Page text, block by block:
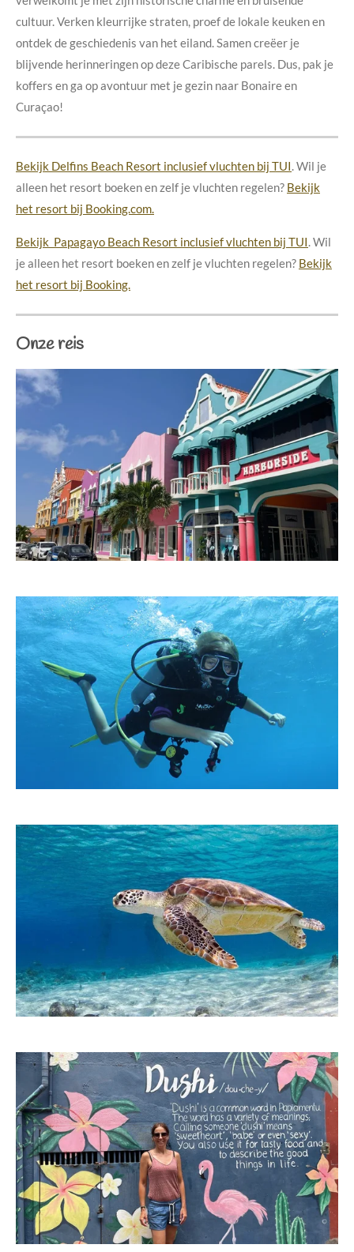
cultuur. Verken kleurrijke straten, proef de lokale keuken en
ontdek de geschiedenis van het eiland. Samen creëer je
blijvende herinneringen op deze Caribische parels. Dus, pak je
koffers en ga op avontuur met je gezin naar Bonaire en
Curaçao!
Bekijk Delfins Beach Resort inclusief vluchten bij TUI. Wil je
alleen het resort boeken en zelf je vluchten regelen? Bekijk
het resort bij Booking.com.
Bekijk Papagayo Beach Resort inclusief vluchten bij TUI. Wil
je alleen het resort boeken en zelf je vluchten regelen? Bekijk
het resort bij Booking.
Onze reis